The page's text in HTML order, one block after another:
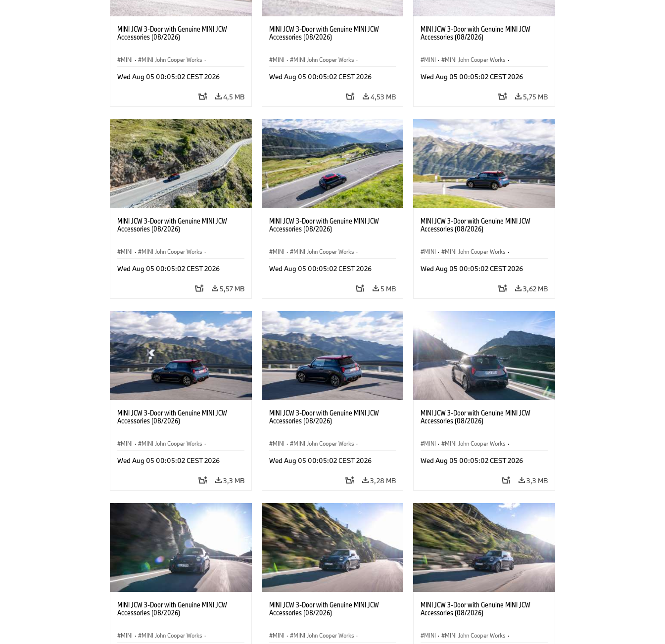
MINI JCW 3-Door with Genuine MINI JCW
Accessories (08/2026)
MINI · MINI John Cooper Works ·
Wed Aug 05 00:05:02 CEST 2026
4,5 MB
MINI JCW 3-Door with Genuine MINI JCW
Accessories (08/2026)
MINI · MINI John Cooper Works ·
Wed Aug 05 00:05:02 CEST 2026
4,53 MB
MINI JCW 3-Door with Genuine MINI JCW
Accessories (08/2026)
MINI · MINI John Cooper Works ·
Wed Aug 05 00:05:02 CEST 2026
5,75 MB
MINI JCW 3-Door with Genuine MINI JCW
Accessories (08/2026)
MINI · MINI John Cooper Works ·
Wed Aug 05 00:05:02 CEST 2026
5,57 MB
MINI JCW 3-Door with Genuine MINI JCW
Accessories (08/2026)
MINI · MINI John Cooper Works ·
Wed Aug 05 00:05:02 CEST 2026
5 MB
MINI JCW 3-Door with Genuine MINI JCW
Accessories (08/2026)
MINI · MINI John Cooper Works ·
Wed Aug 05 00:05:02 CEST 2026
3,62 MB
MINI JCW 3-Door with Genuine MINI JCW
Accessories (08/2026)
MINI · MINI John Cooper Works ·
Wed Aug 05 00:05:02 CEST 2026
3,3 MB
MINI JCW 3-Door with Genuine MINI JCW
Accessories (08/2026)
MINI · MINI John Cooper Works ·
Wed Aug 05 00:05:02 CEST 2026
3,28 MB
MINI JCW 3-Door with Genuine MINI JCW
Accessories (08/2026)
MINI · MINI John Cooper Works ·
Wed Aug 05 00:05:02 CEST 2026
3,3 MB
MINI JCW 3-Door with Genuine MINI JCW
Accessories (08/2026)
MINI · MINI John Cooper Works ·
MINI JCW 3-Door with Genuine MINI JCW
Accessories (08/2026)
MINI · MINI John Cooper Works ·
MINI JCW 3-Door with Genuine MINI JCW
Accessories (08/2026)
MINI · MINI John Cooper Works ·